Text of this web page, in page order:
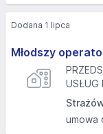
Młodszy
USŁUG
umowa
Dodana 1 lipca